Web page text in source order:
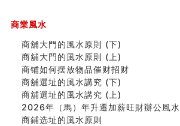
中國改革開放總設計師鄧小平命造 (名
测字（实例解释）
精选1000个五行属火的字
玄空本义(七)
刘燮鈞讲人相 手纹与命运(二)
商铺如何摆放物品催财招财
极其旺夫的女人面相
家居常見風水形煞及化解方法 (二)
居家風水懶人包！房子煞氣怎麼看？風
這樣風水的房子別�
商業風水
商舖大門的風水原則 (下)
商舖大門的風水原則 (上)
商铺如何摆放物品催财招财
商舖選址的風水講究 (下)
商舖選址的風水講究 (上)
2026年（馬）年升遷加薪旺財辦公風
商鋪选址的風水原则